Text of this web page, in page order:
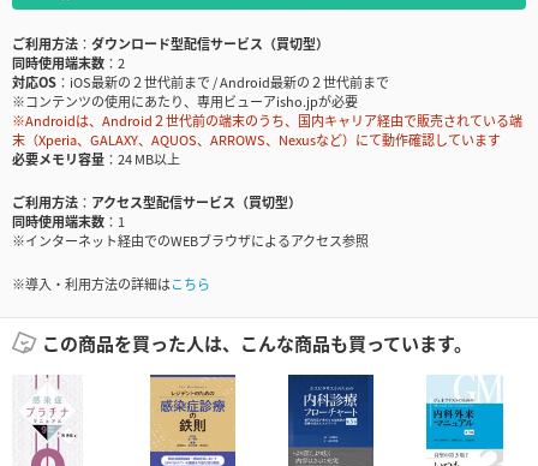
ご利用方法
ダウンロード型配信サービス（買切型）
同時使用端末数
2
対応OS
iOS最新の２世代前まで / Android最新の２世代前まで
※コンテンツの使用にあたり、専用ビューアisho.jpが必要
※Androidは、Android２世代前の端末のうち、国内キャリア経由で販売されている端
末（Xperia、GALAXY、AQUOS、ARROWS、Nexusなど）にて動作確認しています
必要メモリ容量
24 MB以上
ご利用方法
アクセス型配信サービス（買切型）
同時使用端末数
1
※インターネット経由でのWEBブラウザによるアクセス参照
※導入・利用方法の詳細はこちら
この商品を買った人は、こんな商品も買っています。